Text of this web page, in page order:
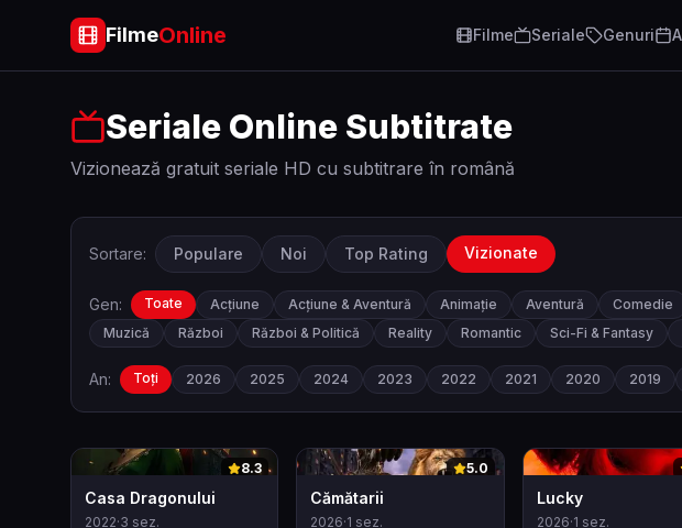
FilmeOnline Filme Seriale Genuri
Seriale Online Subtitrate
Vizionează gratuit seriale HD cu subtitrare în română
Sortare: Populare Noi Top Rating Vizionate
Gen: Toate Acțiune Acțiune & Aventură Animație Aventură Comedie
Muzică
Război Război & Politică Reality Romantic Sci-Fi & Fantasy
An: Toți 2026 2025 2024 2023 2022 2021 2020 2019
0 8.3
Casa Dragonului
2022·3 sez.
0 5.0
Cămătarii
2026·1 sez.
0
Lucky
2026·1 sez.